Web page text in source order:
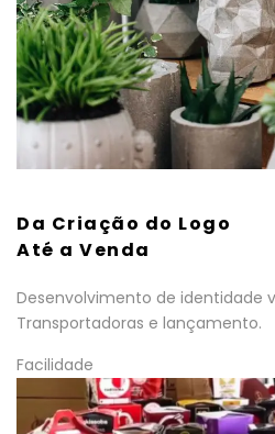
Da Criação do Logo
Até a Venda
Desenvolvimento de identidade
Transportadoras e lançamento.
Facilidade